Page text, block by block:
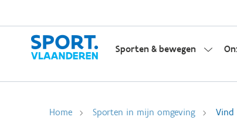
Sporten & bewegen
Home Sporten in mijn omgeving Vind